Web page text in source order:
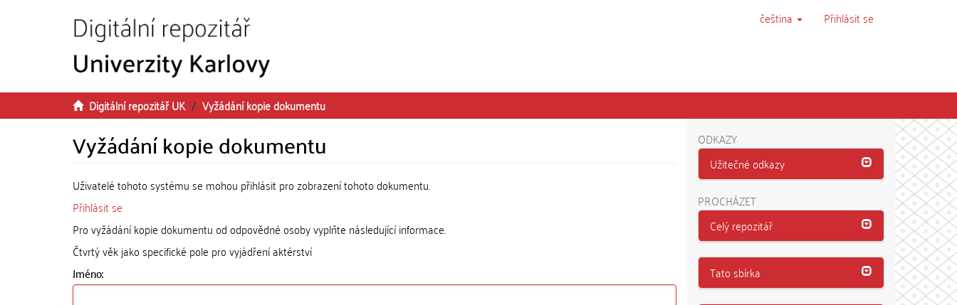
čeština Přihlásit se
Digitální repozitář UK Vyžádání kopie dokumentu
Vyžádání kopie dokumentu
Uživatelé tohoto systému se mohou přihlásit pro zobrazení tohoto dokumentu.
Přihlásit se
Pro vyžádání kopie dokumentu od odpovědné osoby vyplňte následující informace.
Čtvrtý věk jako specifické pole pro vyjádření aktérství
Jméno:
ODKAZY
Užitečné odkazy
PROCHÁZET
Celý repozitář
Tato sbírka